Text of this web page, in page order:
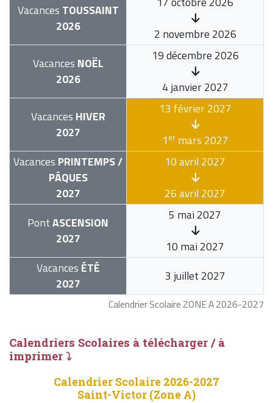
Calendrier Scolaire ZONE A 2026-2027
Vacances TOUSSAINT
2026
2 novembre 2026
Vacances NOËL
2026
19 décembre 2026
4 janvier 2027
Vacances HIVER
2027
13 février 2027
1ermars 2027
Vacances PRINTEMPS /
PÂQUES
2027
10 avril 2027
26 avril 2027
PontASCENSION
2027
5 mai 2027
10 mai 2027
Vacances ÉTÉ
2027
3 juillet 2027
Calendriers Scolaires à télécharger / à
imprimer ⤵
Calendrier Scolaire 2026-2027
Saint-Victor (Zone A)